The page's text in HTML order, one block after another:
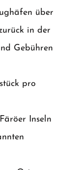
über
in der
Gebühren
pro
Inseln